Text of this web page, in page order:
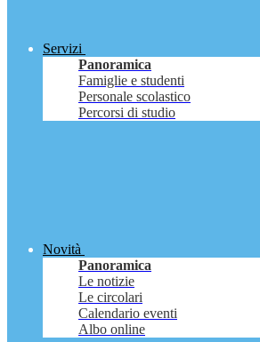
Servizi
Panoramica
Famiglie e studenti
Personale scolastico
Percorsi di studio
Novità
Panoramica
Le notizie
Le circolari
Calendario eventi
Albo online